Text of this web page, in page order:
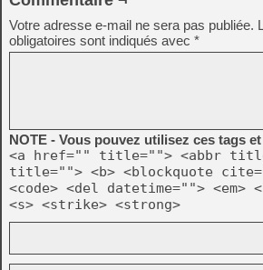
Votre adresse e-mail ne sera pas publiée.
obligatoires sont indiqués avec *
NOTE - Vous pouvez utilisez ces tags
<a href="" title=""> <abbr
title=""> <b> <blockquote
<code> <del datetime="">
<s> <strike> <strong>